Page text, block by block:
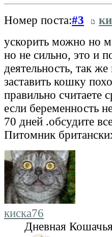
Номер поста:#3
ускорить можно но
но не сильно, это и
деятельность, так
заставить кошку
правильно считаете
если беременность
70 дней .обсудите
Питомник
киска76
Дневная